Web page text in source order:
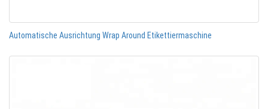
Automatische Ausrichtung Wrap Around Etikettiermaschine